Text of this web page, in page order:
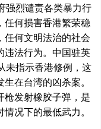
强烈谴责各类暴力行
任何损害香港繁荣稳
任何文明法治的社会
违法行为。中国驻英
未指示香港修例，这
在台湾的凶杀案。
枪发射橡胶子弹，是
况下的最低武力。